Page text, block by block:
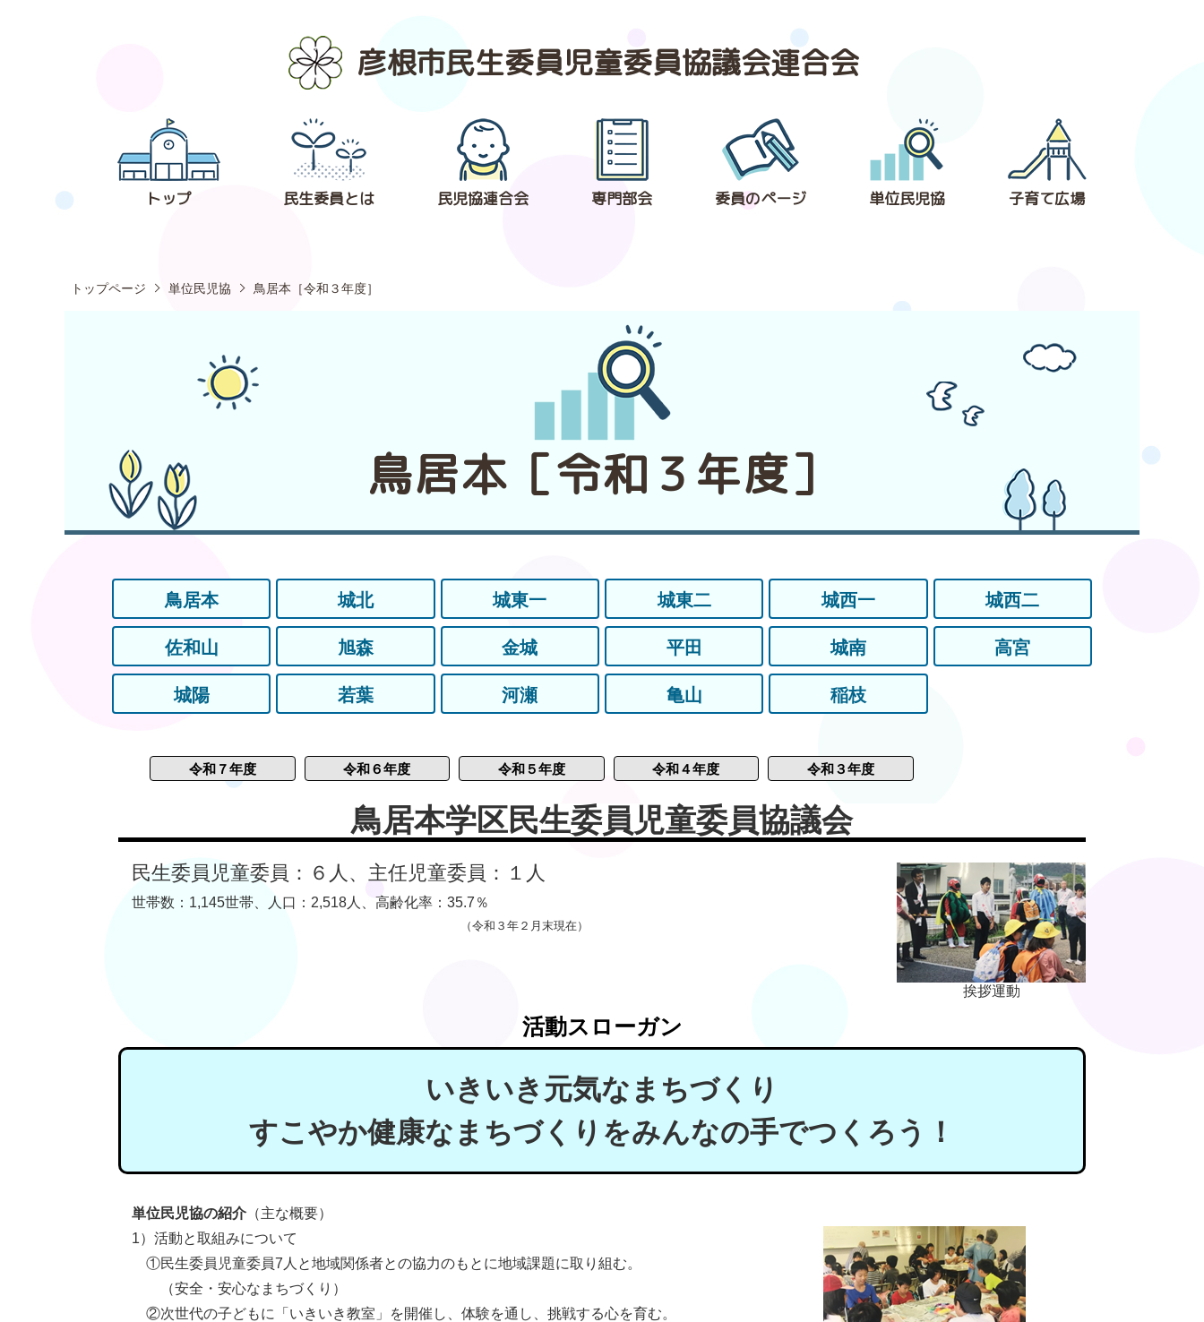
彦根市民生委員児童委員協議会連合会
トップ 民生委員とは 民児協連合会 専門部会 委員のページ 単位民児協 子育て広場
トップページ 単位民児協 鳥居本［令和３年度］
鳥居本［令和３年度］
鳥居本 城北 城東一 城東二 城西一 城西二
佐和山 旭森 金城 平田 城南 高宮
城陽 若葉 河瀬 亀山 稲枝
令和７年度 令和６年度 令和５年度 令和４年度 令和３年度
鳥居本学区民生委員児童委員協議会
民生委員児童委員：６人、主任児童委員：１人
世帯数：1,145世帯、人口：2,518人、高齢化率：35.7％
（令和３年２月末現在）
挨拶運動
活動スローガン
いきいき元気なまちづくり
すこやか健康なまちづくりをみんなの手でつくろう！
単位民児協の紹介 （主な概要）
1）活動と取組みについて
①民生委員児童委員7人と地域関係者との協力のもとに地域課題に取り組む。
（安全・安心なまちづくり）
②次世代の子どもに「いきいき教室」を開催し、体験を通し、挑戦する心を育む。